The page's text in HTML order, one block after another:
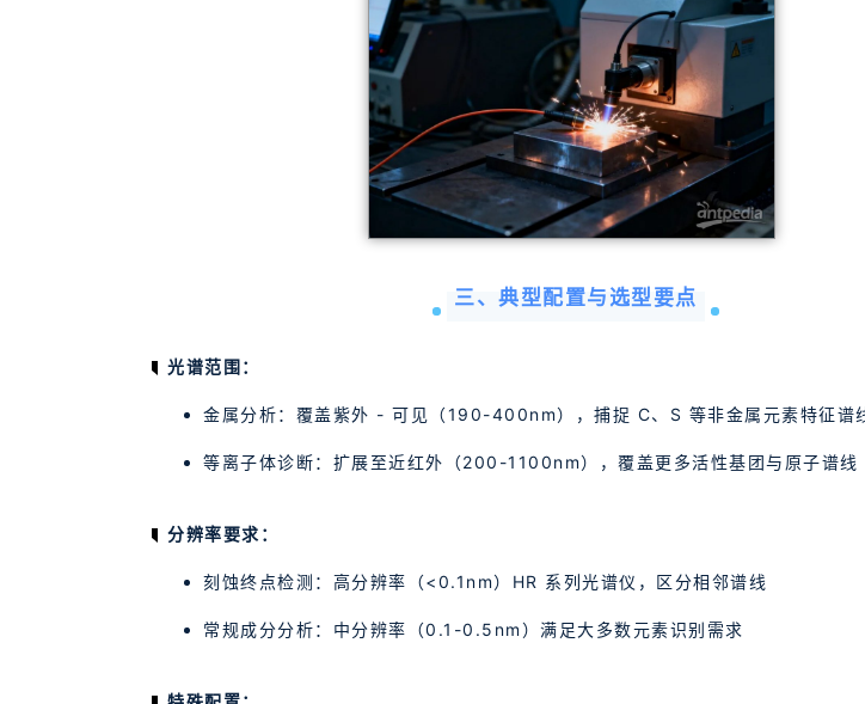
三、典型配置与选型要点
光谱范围：
金属分析：覆盖紫外 - 可见（190-400nm），捕捉 C、S 等非金属元素特征谱
等离子体诊断：扩展至近红外（200-1100nm），覆盖更多活性基团与原子谱线
分辨率要求：
刻蚀终点检测：高分辨率（<0.1nm）HR 系列光谱仪，区分相邻谱线
常规成分分析：中分辨率（0.1-0.5nm）满足大多数元素识别需求